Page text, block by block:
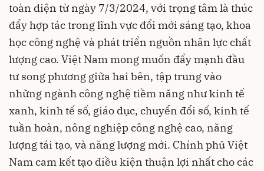
toàn diện từ ngày 7/3/2024, với trọng tâm là thúc
đẩy hợp tác trong lĩnh vực đổi mới sáng tạo, khoa
học công nghệ và phát triển nguồn nhân lực chất
lượng cao. Việt Nam mong muốn đẩy mạnh đầu
tư song phương giữa hai bên, tập trung vào
những ngành công nghệ tiềm năng như kinh tế
xanh, kinh tế số, giáo dục, chuyển đổi số, kinh tế
tuần hoàn, nông nghiệp công nghệ cao, năng
lượng tái tạo, và năng lượng mới. Chính phủ Việt
Nam cam kết tạo điều kiện thuận lợi nhất cho các